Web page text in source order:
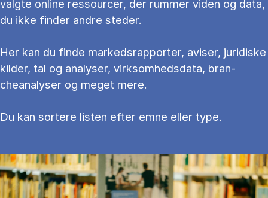
valg­te on­li­ne res­sour­cer, der rum­mer vi­den og data,
du ikke fin­der an­dre ste­der.
Her kan du fin­de mar­keds­rap­por­ter, aviser, juridiske
kilder, tal og ana­ly­ser, virksomhedsdata, bran­
cheanalyser og meget mere.
Du kan sortere li­sten ef­ter emne el­ler type.